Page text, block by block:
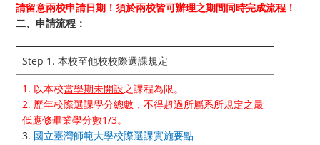
請留意兩校申請日期！須於兩校皆可辦理之期間同時完成流程！
二、申請流程：
Step 1. 本校至他校校際選課規定
1. 以本校當學期未開設之課程為限。
2. 歷年校際選課學分總數，不得超過所屬系所規定之最
低應修畢業學分數1/3。
3. 國立臺灣師範大學校際選課實施要點